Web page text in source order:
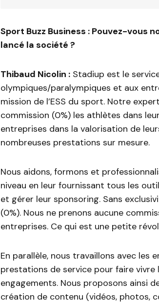
Sport Buzz Business : Pouvez-vous
lancé la société ?
Thibaud Nicolin : Stadiup est le
olympiques/paralympiques et aux
mission de l’ESS du sport. Notre
commission (0%) les athlètes dans
entreprises dans la valorisation de
nombreuses prestations sur mesure.
Nous aidons, formons et
niveau en leur fournissant tous les
et gérer leur sponsoring. Sans
(0%). Nous ne prenons aucune
entreprises. Ce qui est une petite
En parallèle, nous travaillons avec les
prestations de service pour faire
engagements. Nous proposons ainsi
création de contenu (vidéos, photos,